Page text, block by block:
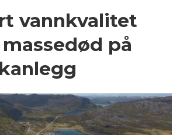
vannkvalitet
på